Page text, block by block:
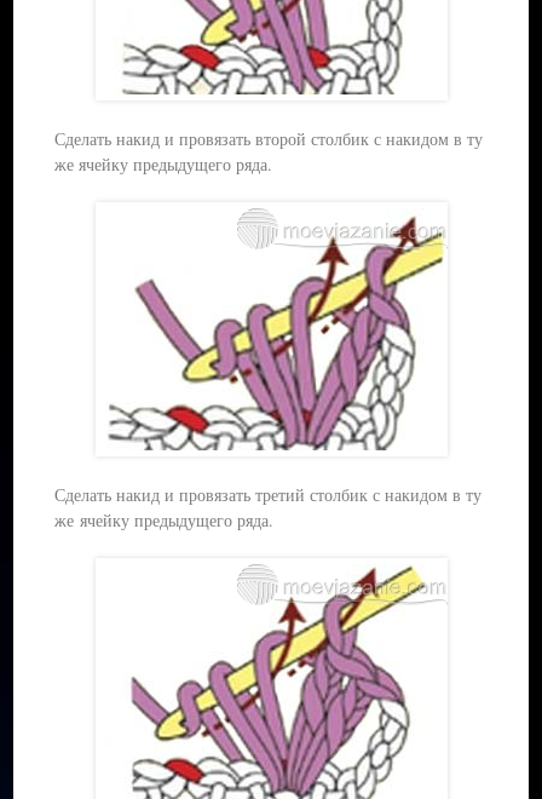
Сделать накид и провязать второй столбик с накидом в ту
же ячейку предыдущего ряда.
Сделать накид и провязать третий столбик с накидом в ту
же ячейку предыдущего ряда.